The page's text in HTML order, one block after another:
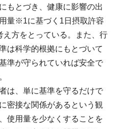
もとづき、健康に影響の出
量※1に基づく1日摂取許容
方をとっている。また、行
は科学的根拠にもとづいて
準が守られていれば安全で
は、単に基準を守るだけで
密接な関係があるという観
使用量を少なくすることを